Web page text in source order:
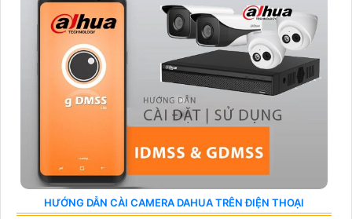
HƯỚNG DẪN CÀI CAMERA DAHUA TRÊN ĐIỆN THOẠI